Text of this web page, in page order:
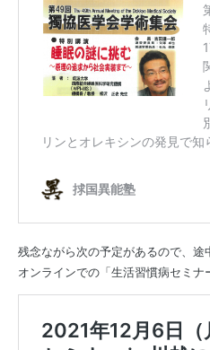
残念ながら次の予定があるので、
オンラインでの「生活習慣病セミナ